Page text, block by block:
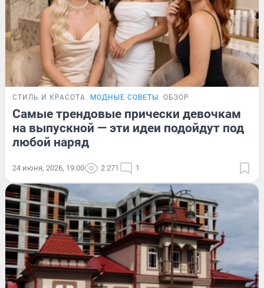
СТИЛЬ И КРАСОТА МОДНЫЕ СОВЕТЫ ОБЗОР
Самые трендовые прически девочкам
на выпускной — эти идеи подойдут под
любой наряд
24 июня, 2026, 19:00 2 271 1